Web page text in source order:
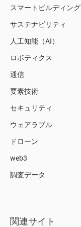
スマートビルディング
サステナビリティ
人工知能（AI）
ロボティクス
通信
要素技術
セキュリティ
ウェアラブル
ドローン
web3
調査データ
関連サイト